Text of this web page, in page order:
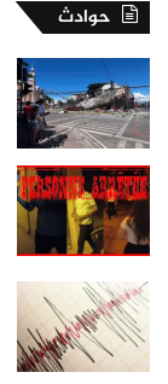
حوادث